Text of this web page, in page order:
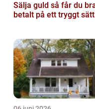
Sälja guld så får du bra
betalt på ett tryggt sätt